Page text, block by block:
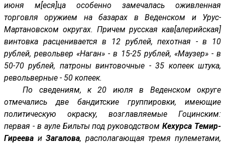
июня м[еся]ца особенно замечалась оживленная
торговля оружием на базарах в Веденском и Урус-
Мартановском округах. Причем русская кав[алерийская]
винтовка расценивается в 12 рублей, пехотная - в 10
рублей, револьвер «Наган» - в 15-25 рублей, «Маузер» - в
50-70 рублей, патроны винтовочные - 35 копеек штука,
револьверные - 50 копеек.
По сведениям, к 20 июля в Веденском округе
отмечались две бандитские группировки, имеющие
политическую окраску, возглавляемые Гоцинским:
первая - в ауле Бильты под руководствомКехурса Темир-
Гиреева иЗагалова, располагающая тремя пулеметами,